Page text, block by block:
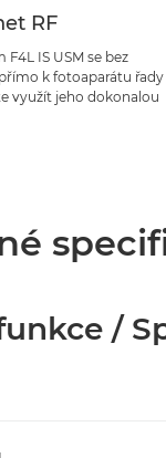
RF
IS USM se bez
k fotoaparátu řady
využít jeho dokonalou
/